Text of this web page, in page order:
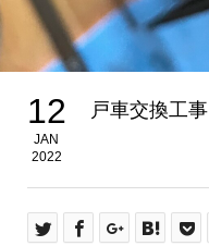
12
JAN
2022
戸車交換工事